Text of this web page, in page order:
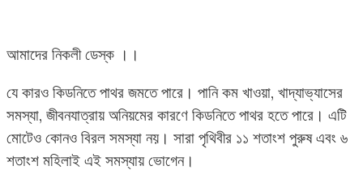
আমাদের নিকলী ডেস্ক ।।
যে কারও কিডনিতে পাথর জমতে পারে। পানি কম খাওয়া, খাদ্যাভ্যাসের
সমস্যা, জীবনযাত্রায় অনিয়মের কারণে কিডনিতে পাথর হতে পারে। এটি
মোটেও কোনও বিরল সমস্যা নয়। সারা পৃথিবীর ১১ শতাংশ পুরুষ এবং ৬
শতাংশ মহিলাই এই সমস্যায় ভোগেন।